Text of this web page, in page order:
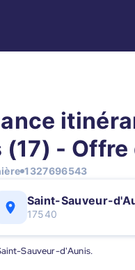
- Offre
1327696543
Saint-Sauveur-
17540
Sauveur-d'Aunis.